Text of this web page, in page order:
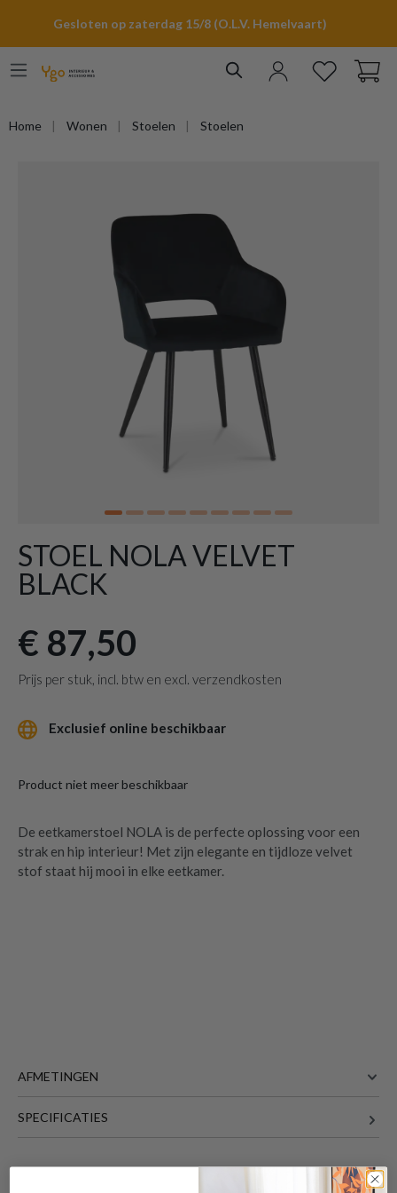
Gesloten op zaterdag 15/8 (O.L.V. Hemelvaart)
Home Wonen Stoelen Stoelen
STOEL NOLA VELVET
BLACK
€ 87,50
Prijs per stuk, incl. btw en excl. verzendkosten
Exclusief online beschikbaar
Product niet meer beschikbaar
De eetkamerstoel NOLA is de perfecte oplossing voor een
strak en hip interieur! Met zijn elegante en tijdloze velvet
stof staat hij mooi in elke eetkamer.
AFMETINGEN
SPECIFICATIESStoel NOLA Velvet Black
je winkelmandje